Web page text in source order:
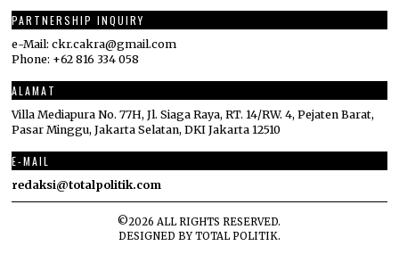
PARTNERSHIP INQUIRY
e-Mail: ckr.cakra@gmail.com
Phone: +62 816 334 058
ALAMAT
Villa Mediapura No. 77H, Jl. Siaga Raya, RT. 14/RW. 4, Pejaten Barat,
Pasar Minggu, Jakarta Selatan, DKI Jakarta 12510
E-MAIL
redaksi@totalpolitik.com
©2026 ALL RIGHTS RESERVED.
DESIGNED BYTOTAL POLITIK.